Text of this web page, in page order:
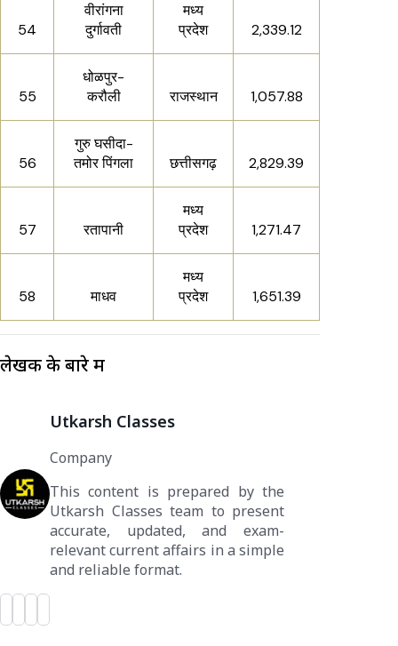
54
वीरांगना
दुर्गावती
मध्य
प्रदेश
2,339.12
55
धोळपुर-
करौली
राजस्थान 1,057.88
56
गुरु घसीदा-
तमोर पिंगला
छत्तीसगढ़ 2,829.39
57 रतापानी
मध्य
प्रदेश
1,271.47
58 माधव
मध्य
प्रदेश
1,651.39
लेखक के बारे में
Utkarsh Classes
Company
This content is prepared by the
Utkarsh Classes team to present
accurate, updated, and exam-
relevant current affairs in a simple
and reliable format.